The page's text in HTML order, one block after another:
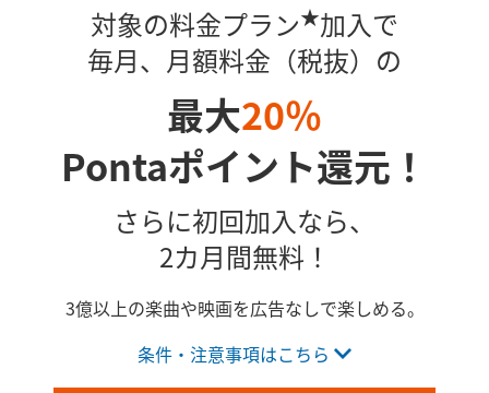
対象の料金プラン★加入で​
毎月、月額料金（税抜）の
最大20％
Pontaポイント還元！
さらに初回加入なら、
2カ月間無料！
3億以上の楽曲や映画を広告なしで楽しめる。
条件・注意事項はこちら